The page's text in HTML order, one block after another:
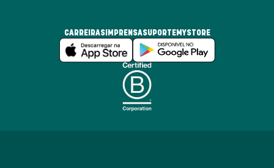
CARREIRASIMPRENSA SUPORTEMYSTORE